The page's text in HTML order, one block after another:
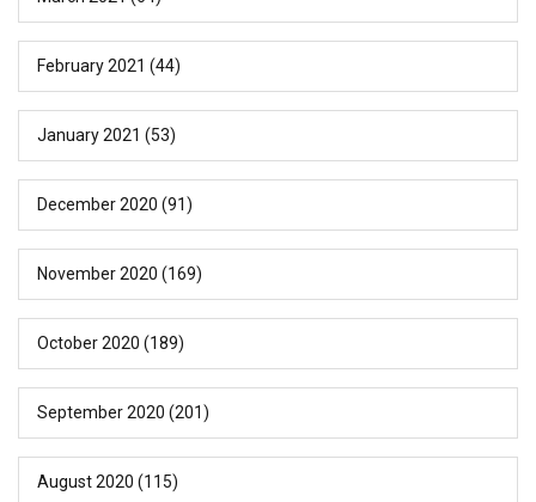
February 2021 (44)
January 2021 (53)
December 2020 (91)
November 2020 (169)
October 2020 (189)
September 2020 (201)
August 2020 (115)